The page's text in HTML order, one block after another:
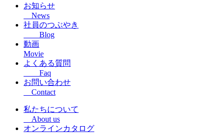
お知らせ
News
社員のつぶやき
Blog
動画
Movie
よくある質問
Faq
お問い合わせ
Contact
私たちについて
About us
オンラインカタログ